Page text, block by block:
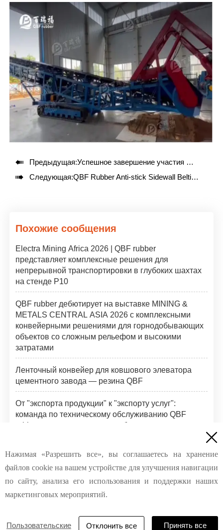
 Предыдущая:Успешное завершение участия QBF rubber в выставке MiningWorld Russia 2025
 Следующая:QBF Rubber Anti-stick Sidewall Belting помогает в строительстве тоннелей в Шэньчжэне
Похожие сообщения
Electra Mining Africa 2026 | QBF rubber
представляет комплексные решения для
непрерывной транспортировки в глубоких шахтах
на стенде P10
QBF rubber дебютирует на выставке MINING &
METALS CENTRAL ASIA 2026 с комплексными
конвейерными решениями для горнодобывающих
объектов со сложным рельефом и высокими
затратами
Ленточный конвейер для ковшового элеватора
цементного завода — резина QBF
От "экспорта продукции" к "экспорту услуг":
команда по техническому обслуживанию QBF
rubber завершает инспекции боковых стенок
Компания QBF Rubber проводит практическое
обучение по соединению высокопрочной стальной
кордной ленты

Нажимая «Разрешить все», вы соглашаетесь на хранение
файлов cookie на вашем устройстве для улучшения навигации
по сайту, анализа его использования и поддержки наших
маркетинговых мероприятий.
Пользовательские
Отклонить все Принять все